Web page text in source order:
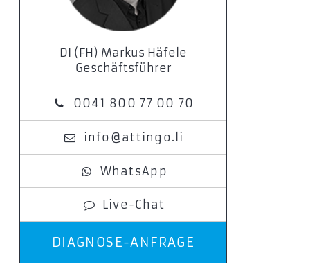
DI (FH) Markus Häfele
Geschäftsführer
0041 800 77 00 70
info@attingo.li
WhatsApp
Live-Chat
DIAGNOSE-ANFRAGE